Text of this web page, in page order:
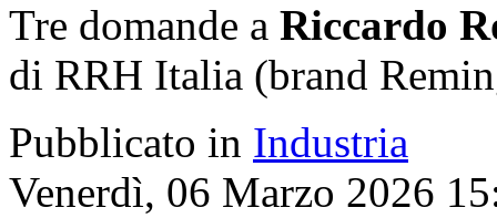
Tre domande a Riccardo
di RRH Italia (brand
Pubblicato in Industria
Venerdì, 06 Marzo 2026